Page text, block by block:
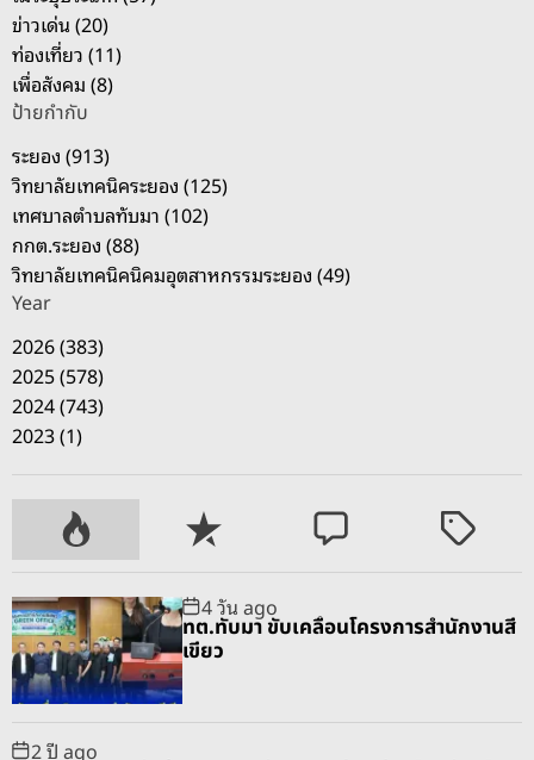
ข่าวเด่น (20)
ท่องเที่ยว (11)
เพื่อสังคม (8)
ป้ายกำกับ
ระยอง (913)
วิทยาลัยเทคนิคระยอง (125)
เทศบาลตำบลทับมา (102)
กกต.ระยอง (88)
วิทยาลัยเทคนิคนิคมอุตสาหกรรมระยอง (49)
Year
2026 (383)
2025 (578)
2024 (743)
2023 (1)
P
o
p
u
l
a
r
R
e
c
e
n
C
o
m
m
e
T
g
g
e
4 วัน ago
ทต.ทับมา ขับเคลื่อนโครงการสำนักงานสี
เขียว
2 ปี ago